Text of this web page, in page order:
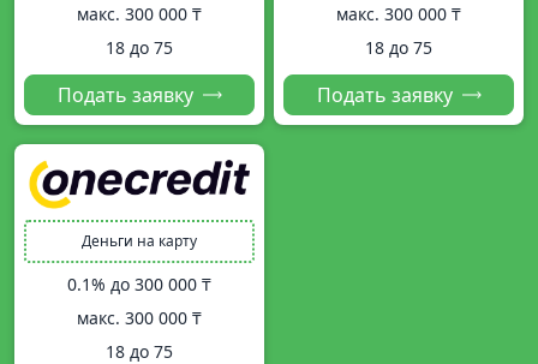
макс. 300 000 ₸
18 до 75
Подать заявку
макс. 300 000 ₸
18 до 75
Подать заявку
Деньги на карту
0.1% до 300 000 ₸
макс. 300 000 ₸
18 до 75